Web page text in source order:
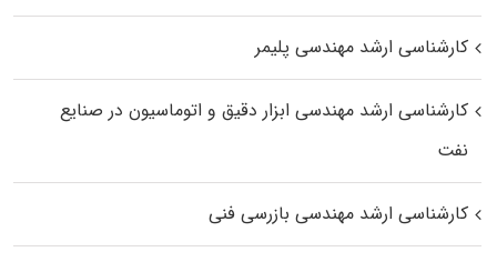
کارشناسی ارشد مهندسی پلیمر
کارشناسی ارشد مهندسی ابزار دقیق و اتوماسیون در صنایع
نفت
کارشناسی ارشد مهندسی بازرسی فنی